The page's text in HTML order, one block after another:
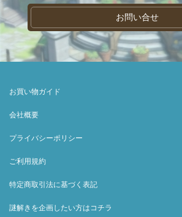
お問い合せ
お買い物ガイド
会社概要
プライバシーポリシー
ご利用規約
特定商取引法に基づく表記
謎解きを企画したい方はコチラ